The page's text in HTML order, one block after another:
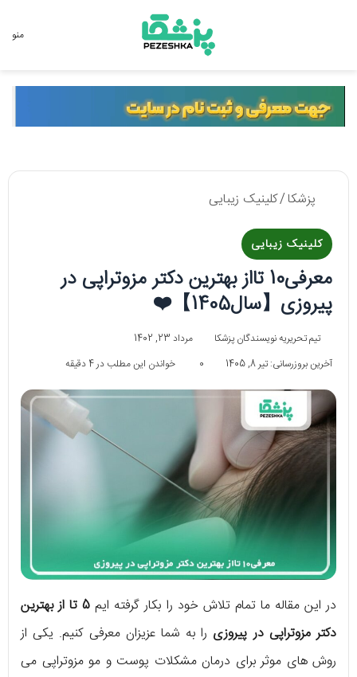
منو
پزشکا/کلینیک زیبایی
کلینیک زیبایی
معرفی10 تااز بهترین دکتر مزوتراپی در
پیروزی【سال1405】❤️
تیم تحریریه نویسندگان پزشکا
مرداد 23, 1402
آخرین بروزرسانی: تیر 8, 1405
0 خواندن این مطلب در 4 دقیقه
در این مقاله ما تمام تلاش خود را بکار گرفته ایم 5 تا از
بهترین
دکتر مزوتراپی در پیروزی را به شما عزیزان معرفی کنیم. یکی از
روش های موثر برای درمان مشکلات پوست و مو مزوتراپی می